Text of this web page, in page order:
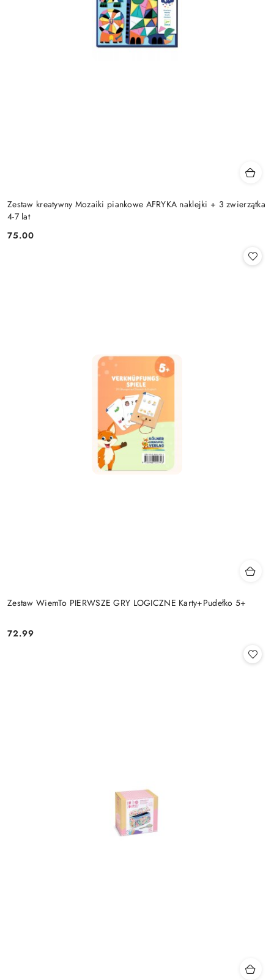
Zestaw kreatywny Mozaiki piankowe AFRYKA naklejki + 3 zwierzątka
4-7 lat
Cena:
75.00
Zestaw WiemTo PIERWSZE GRY LOGICZNE Karty+Pudełko 5+
Cena:
72.99